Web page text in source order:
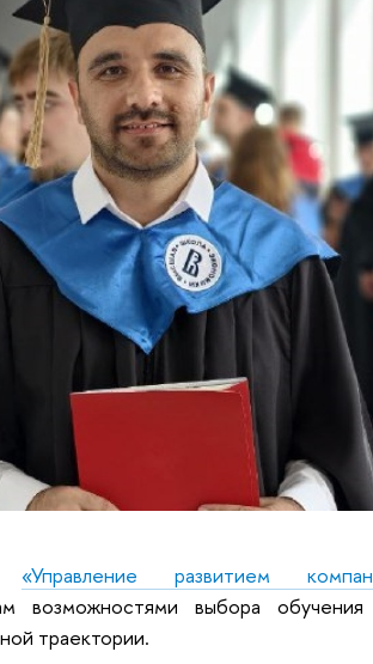
«Управление развитием
возможностями выбора обучения
траектории.